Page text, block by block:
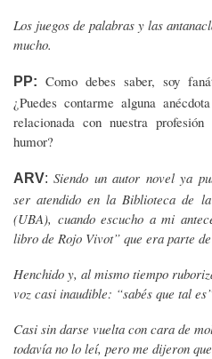
Los juegos de palabras y las
mucho.
PP: Como debes saber, soy
¿Puedes contarme alguna
relacionada con nuestra
humor?
ARV:Siendo un autor novel ya
ser atendido en la Biblioteca de
(UBA), cuando escucho a mi
libro de Rojo Vivot” que era parte
Henchido y, al mismo tiempo
voz casi inaudible: “sabés que tal
Casi sin darse vuelta con cara de
todavía no lo leí, pero me dijeron